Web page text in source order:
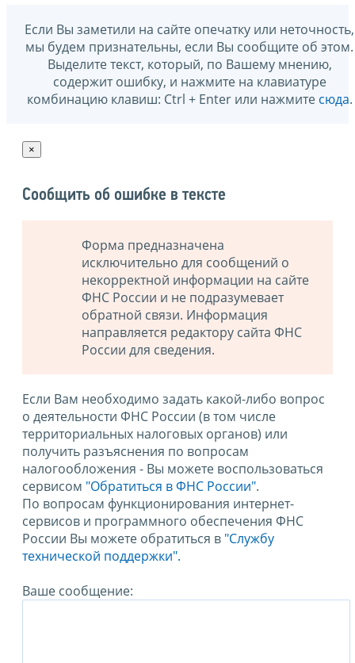
Если Вы заметили на сайте опечатку или неточность,
мы будем признательны, если Вы сообщите об этом.
Выделите текст, который, по Вашему мнению,
содержит ошибку, и нажмите на клавиатуре
комбинацию клавиш: Ctrl + Enter или нажмите сюда.
×
Сообщить об ошибке в тексте
Форма предназначена
исключительно для сообщений о
некорректной информации на сайте
ФНС России и не подразумевает
обратной связи. Информация
направляется редактору сайта ФНС
России для сведения.
Если Вам необходимо задать какой-либо вопрос
о деятельности ФНС России (в том числе
территориальных налоговых органов) или
получить разъяснения по вопросам
налогообложения - Вы можете воспользоваться
сервисом "Обратиться в ФНС России".
По вопросам функционирования интернет-
сервисов и программного обеспечения ФНС
России Вы можете обратиться в "Службу
технической поддержки".
Ваше сообщение: